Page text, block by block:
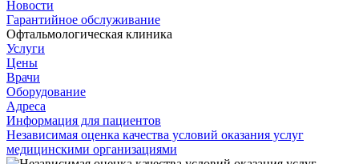
Новости
Гарантийное обслуживание
Офтальмологическая клиника
Услуги
Цены
Врачи
Оборудование
Адреса
Информация для пациентов
Независимая оценка качества условий оказания услуг
медицинскими организациями